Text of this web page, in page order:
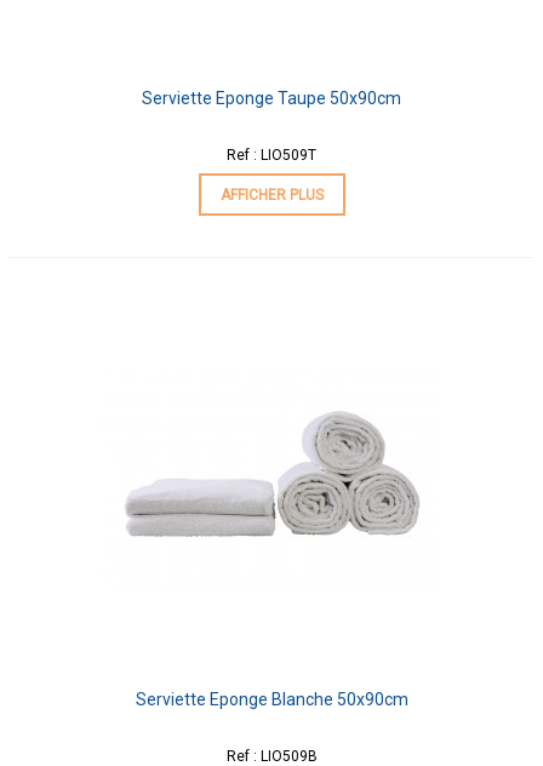
Serviette Eponge Taupe 50x90cm
Ref : LIO509T
AFFICHER PLUS
Serviette Eponge Blanche 50x90cm
Ref : LIO509B